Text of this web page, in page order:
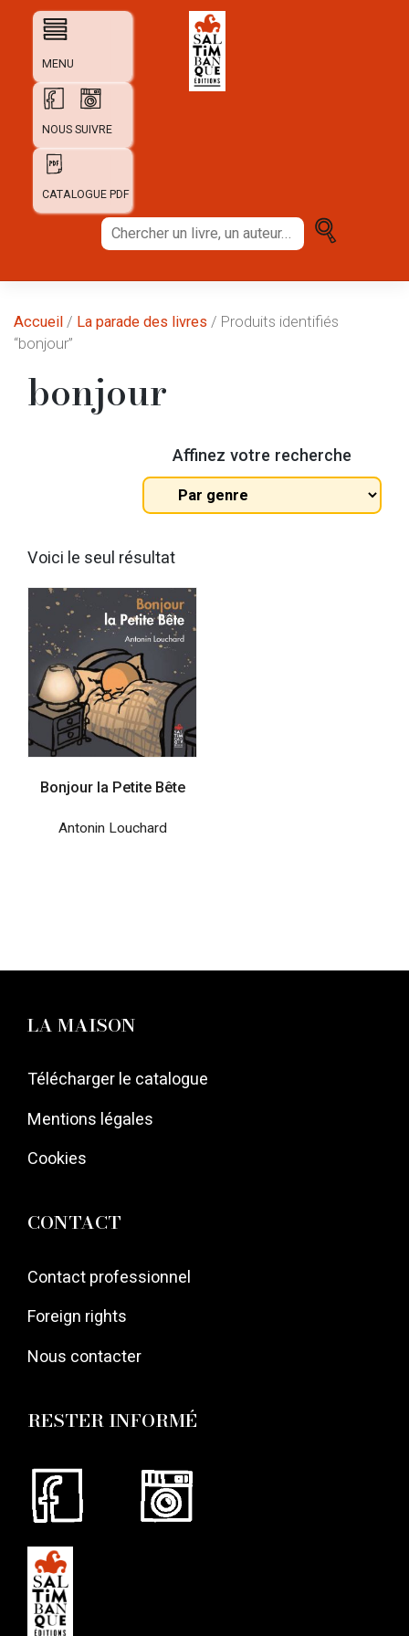
MENU
NOUS SUIVRE
CATALOGUE PDF
Chercher
un
auteur...
Accueil / La parade des livres / Produits identifiés
“bonjour”
bonjour
Affinez votre recherche
Tous
les
Voici le seul résultat
Bonjour la Petite Bête
Antonin Louchard
LA MAISON
Télécharger le catalogue
Mentions légales
Cookies
CONTACT
Contact professionnel
Foreign rights
Nous contacter
RESTER INFORMÉ